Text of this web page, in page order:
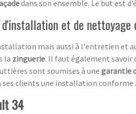
dans son ensemble. Le but est
et de
mais aussi à l'entretien et
la zinguerie. Il faut également savoir
sont soumises à unegarantie
clients une installation
34